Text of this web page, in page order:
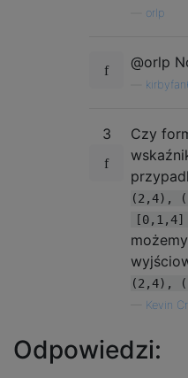
orlp
@orlp
3
Czy
(2,4),
[0,1,4]
(2,4),
Kevin
Odpowiedzi: